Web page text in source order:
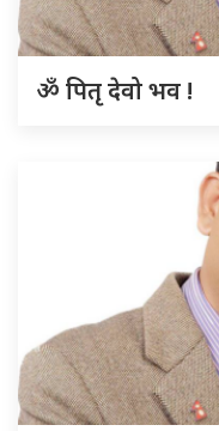
ॐ पितृ देवो भव !